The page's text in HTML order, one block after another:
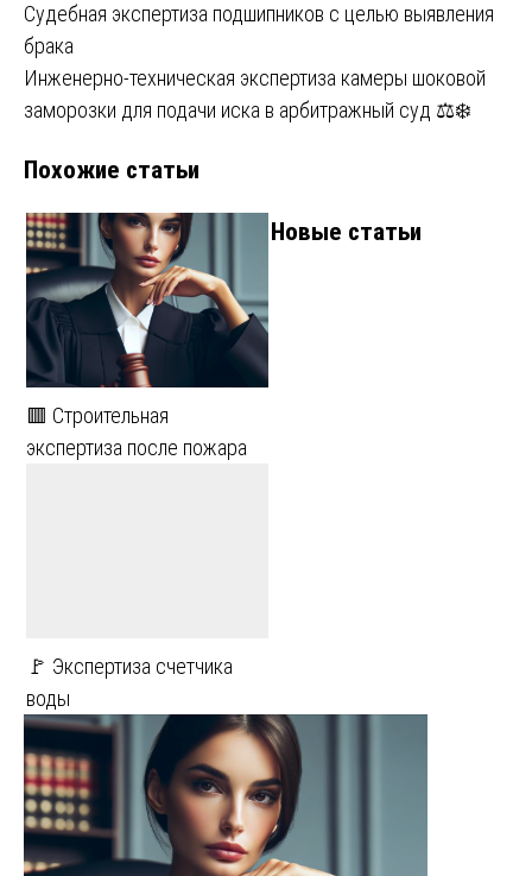
Навигация
по
записям
Судебная экспертиза подшипников с целью выявления
брака
Инженерно-техническая экспертиза камеры шоковой
заморозки для подачи иска в арбитражный суд ⚖️❄️
Похожие статьи
🟥 Строительная
экспертиза после пожара
🚩 Экспертиза счетчика
воды
Новые статьи